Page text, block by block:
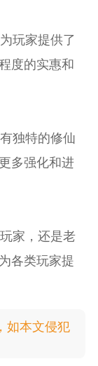
玩家提供了
度的实惠和
独特的修仙
多强化和进
家，还是老
各类玩家提
如本文侵犯